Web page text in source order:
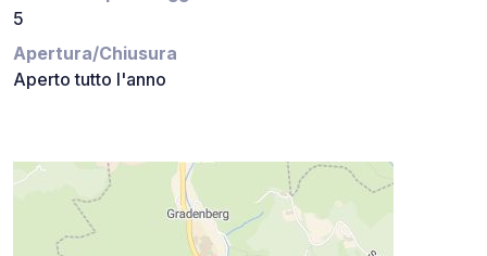
5
Apertura/Chiusura
Aperto tutto l'anno